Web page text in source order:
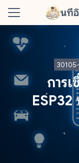
Skip
นที
Me
for:
การ